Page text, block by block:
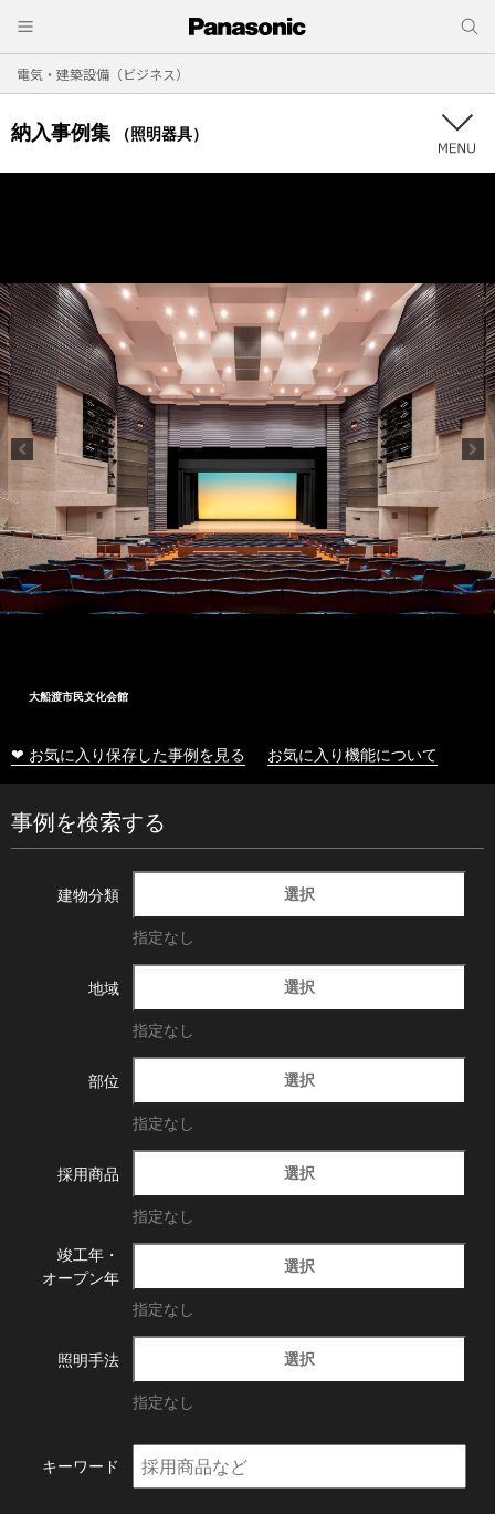
電気・建築設備（ビジネス）
納入事例集 （照明器具）
大船渡市民文化会館
❤ お気に入り保存した事例を見る お気に入り機能について
事例を検索する
建物分類 選択
指定なし
地域 選択
指定なし
部位 選択
指定なし
採用商品 選択
指定なし
竣工年・
オープン年
選択
指定なし
照明手法 選択
指定なし
キーワード